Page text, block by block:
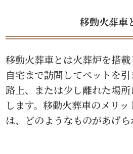
移動火葬車
移動火葬車とは火葬炉を搭載
自宅まで訪問してペットを
路上、または少し離れた場
します。移動火葬車のメリ
は、どのようなものがあげら